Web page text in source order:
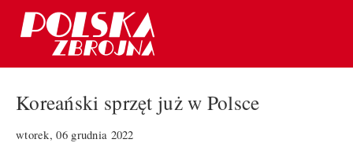
Koreański sprzęt już w Polsce
wtorek, 06 grudnia 2022